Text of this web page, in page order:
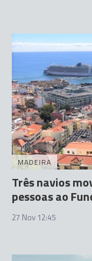
MADEIRA
Três navios
pessoas ao
27 Nov 12:45